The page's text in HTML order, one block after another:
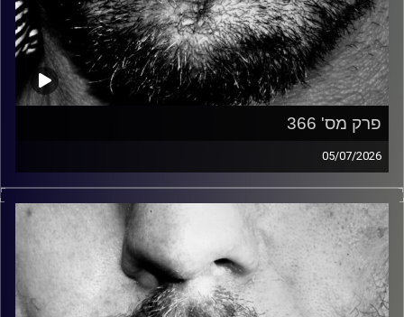
פרק מס' 366
05/07/2026
זיפים, מוזיקה מחוספסת של הופעות חיות. הרבה ג'אם, רוק,
בלוז, bluegrass, ג'אז, Fאנק, פרוגרסיב ואפילו אלקטרוניקה.
כל מה שחי, אמיתי ונושם.
עם שמוליק רגב.
קרדיט תמונות: David Goehring